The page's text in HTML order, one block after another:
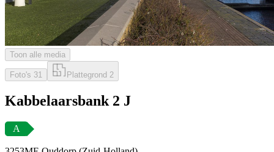
Toon alle media
Foto's 31 Plattegrond 2
Kabbelaarsbank 2 J
A